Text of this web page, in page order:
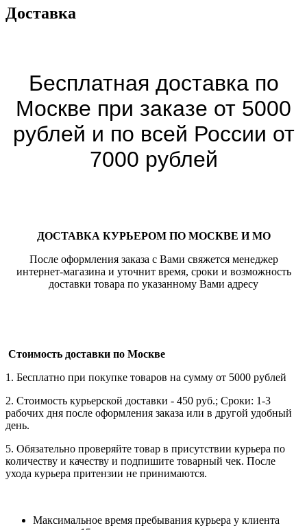
Доставка
Бесплатная доставка по
Москве при заказе от 5000
рублей и по всей России от
7000 рублей
ДОСТАВКА КУРЬЕРОМ ПО МОСКВЕ И МО
После оформления заказа с Вами свяжется менеджер
интернет-магазина и уточнит время, сроки и возможность
доставки товара по указанному Вами адресу
Стоимость доставки по Москве
1. Бесплатно при покупке товаров на сумму от 5000 рублей
2. Стоимость курьерской доставки - 450 руб.; Сроки: 1-3
рабочих дня после оформления заказа или в другой удобный
день.
5. Обязательно проверяйте товар в присутствии курьера по
количеству и качеству и подпишите товарный чек. После
ухода курьера притензии не принимаются.
Максимальное время пребывания курьера у клиента